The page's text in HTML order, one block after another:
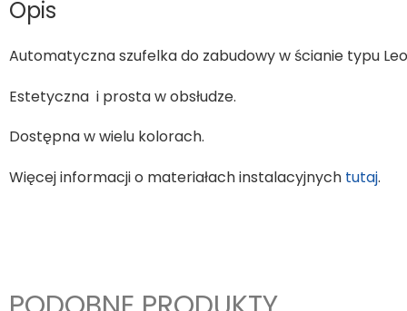
Opis
Automatyczna szufelka do zabudowy w ścianie typu
Estetyczna i prosta w obsłudze.
Dostępna w wielu kolorach.
Więcej informacji o materiałach instalacyjnych tutaj.